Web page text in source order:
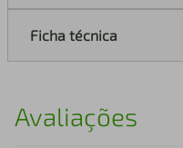
Ficha técnica
Avaliações